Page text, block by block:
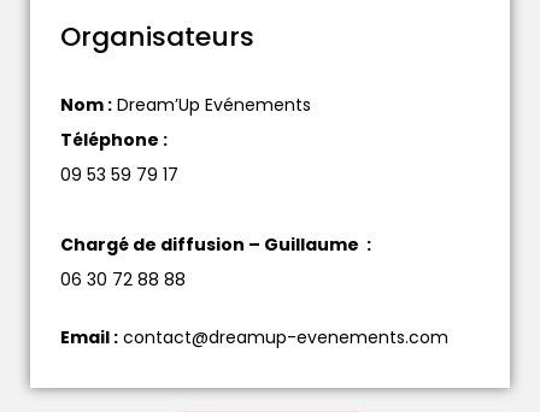
Organisateurs
Nom : Dream’Up Evénements
Téléphone :
09 53 59 79 17
Chargé de diffusion – Guillaume :
06 30 72 88 88
Email : contact@dreamup-evenements.com